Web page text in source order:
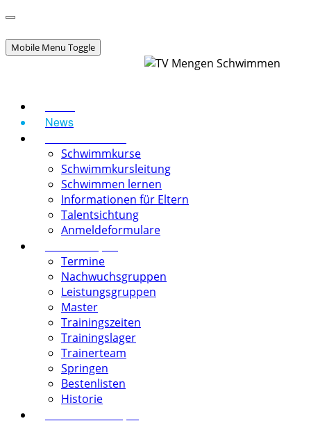
Mobile Menu Toggle
News
Schwimmkurse
Schwimmkursleitung
Schwimmen lernen
Informationen für Eltern
Talentsichtung
Anmeldeformulare
Termine
Nachwuchsgruppen
Leistungsgruppen
Master
Trainingszeiten
Trainingslager
Trainerteam
Springen
Bestenlisten
Historie